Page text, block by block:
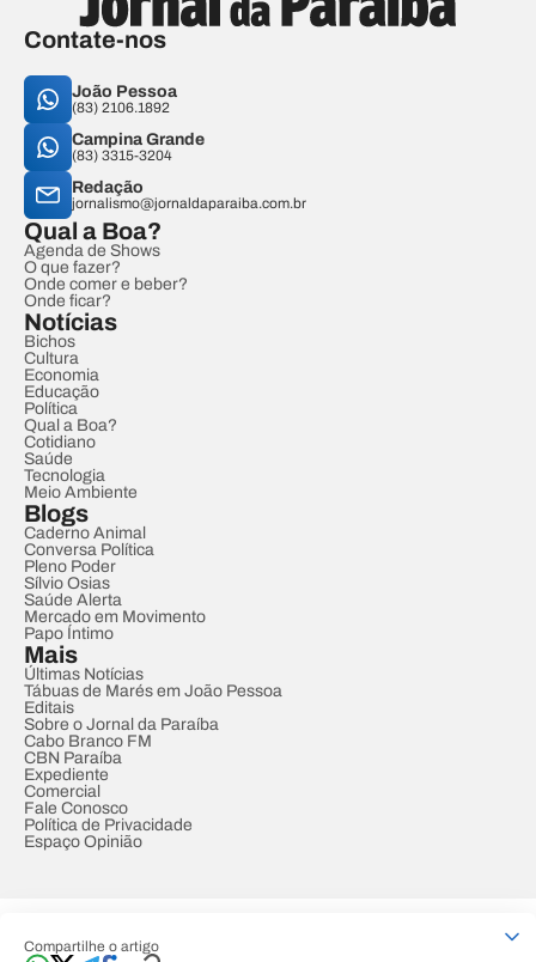
Compartilhe o artigo
Contate-nos
João Pessoa
(83) 2106.1892
Campina Grande
(83) 3315-3204
Redação
jornalismo@jornaldaparaiba.com.br
Qual a Boa?
Agenda de Shows
O que fazer?
Onde comer e beber?
Onde ficar?
Notícias
Bichos
Cultura
Economia
Educação
Política
Qual a Boa?
Cotidiano
Saúde
Tecnologia
Meio Ambiente
Blogs
Caderno Animal
Conversa Política
Pleno Poder
Sílvio Osias
Saúde Alerta
Mercado em Movimento
Papo Íntimo
Mais
Últimas Notícias
Tábuas de Marés em João Pessoa
Editais
Sobre o Jornal da Paraíba
Cabo Branco FM
CBN Paraíba
Expediente
Comercial
Fale Conosco
Política de Privacidade
Espaço Opinião